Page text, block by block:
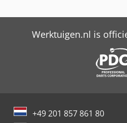
Werktuigen.nl is
+49 201 857 861 80